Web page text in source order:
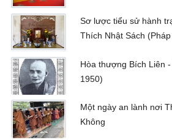
Sơ lược tiểu sử hành
Thích Nhật Sách
Hòa thượng Bích Liên
1950)
Một ngày an lành nơi
Không